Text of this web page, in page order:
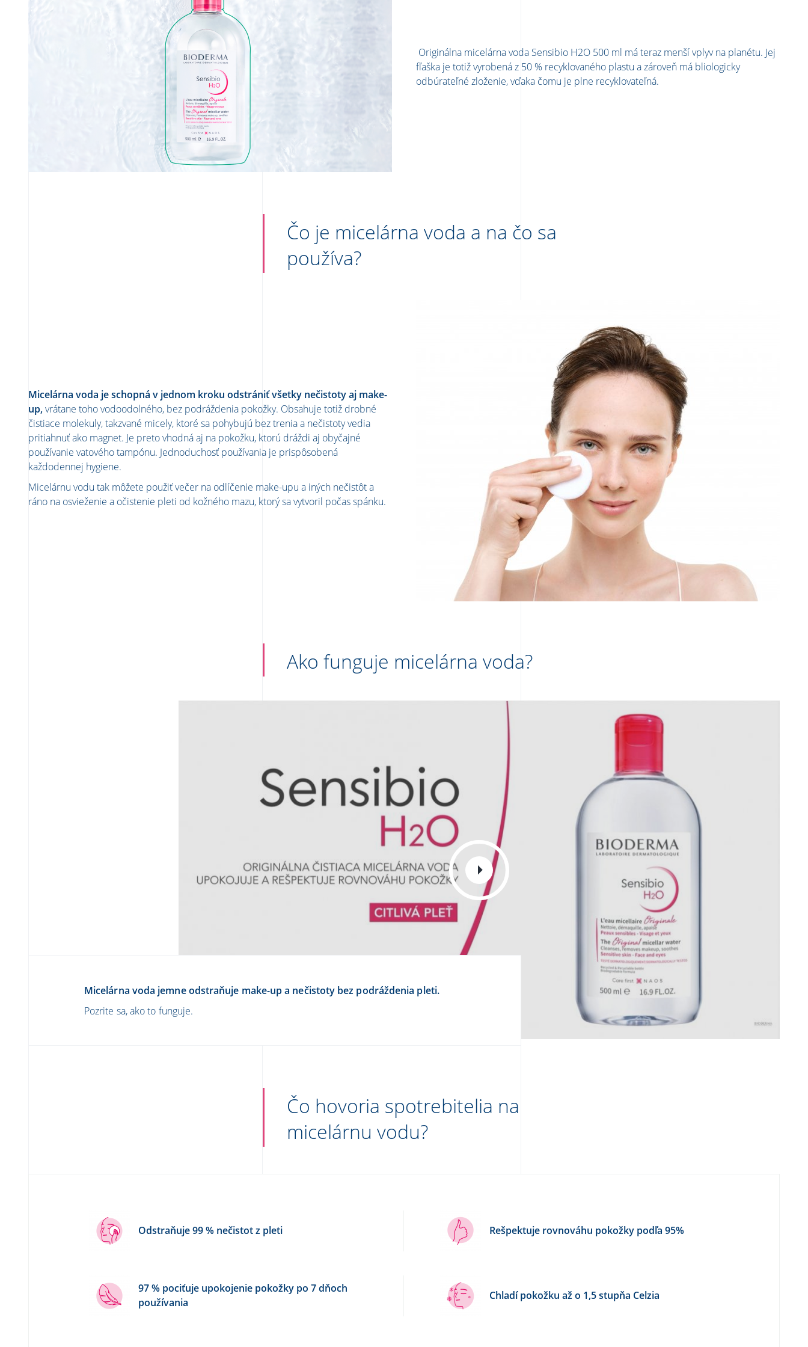
Originálna micelárna voda Sensibio H2O 500 ml má teraz menší vplyv na planétu. Jej
fľaška je totiž vyrobená z 50 % recyklovaného plastu a zároveň má bliologicky
odbúrateľné zloženie, vďaka čomu je plne recyklovateľná.
Čo je micelárna voda a na čo sa
používa?
Micelárna voda je schopná v jednom kroku odstrániť všetky nečistoty aj make-
up,vrátane toho vodoodolného, bez podráždenia pokožky. Obsahuje totiž drobné
čistiace molekuly, takzvané micely, ktoré sa pohybujú bez trenia a nečistoty vedia
pritiahnuť ako magnet. Je preto vhodná aj na pokožku, ktorú dráždi aj obyčajné
používanie vatového tampónu. Jednoduchosť používania je prispôsobená
každodennej hygiene.
Micelárnu vodu tak môžete použiť večer na odlíčenie make-upu a iných nečistôt a
ráno na osvieženie a očistenie pleti od kožného mazu, ktorý sa vytvoril počas spánku.
Ako funguje micelárna voda?
Micelárna voda jemne odstraňuje make-up a nečistoty bez podráždenia pleti.
Pozrite sa, ako to funguje.
Čo hovoria spotrebitelia na
micelárnu vodu?
Odstraňuje 99 % nečistot z pleti Rešpektuje rovnováhu pokožky podľa 95%
97 % pociťuje upokojenie pokožky po 7 dňoch
používania
Chladí pokožku až o 1,5 stupňa Celzia